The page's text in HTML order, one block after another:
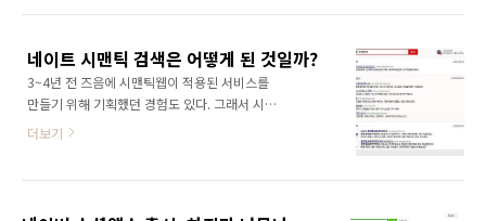
의 검색 서비스는 기존 인터넷 웹검색과 달리 소
셜 네트워크 서비스(SNS)로 연결된 다양한 정보
를 찾아준다. 기존 웹검색은 사용자가 검색어를
입력하면 그에 적합한 웹사이트를 이용해 결과
에서 공유한 인물과 장소, 사진, 관심사 등 각종
네이트 시맨틱 검색은 어떻게 된 것일까?
3~4년 전 즈음에 시맨틱웹이 적용된 서비스를
만들기 위해 기획했던 경험도 있다. 그래서 시맨
틱 웹에 대해서는 일천한 지식이기는 하지만 아
더보기